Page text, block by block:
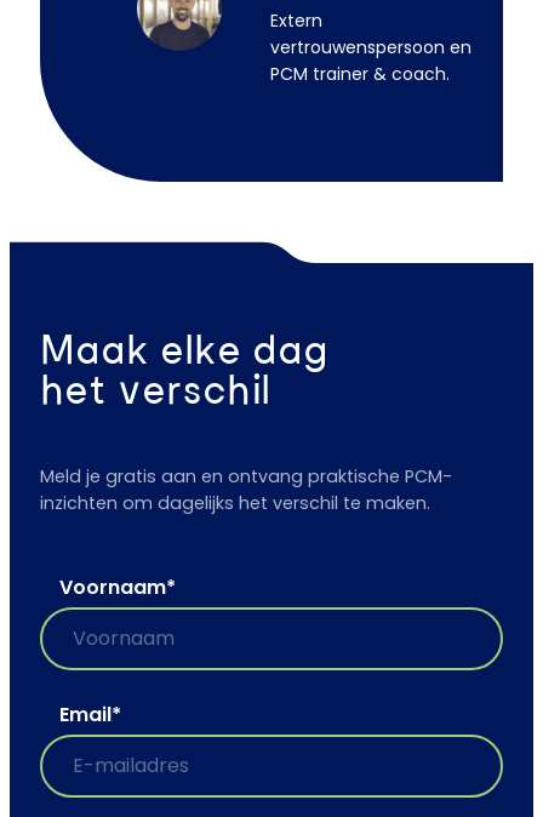
Extern
vertrouwenspersoon en
PCM trainer & coach.
Maak elke dag
het verschil
Meld je gratis aan en ontvang praktische PCM-
inzichten om dagelijks het verschil te maken.
Voornaam*
Email*